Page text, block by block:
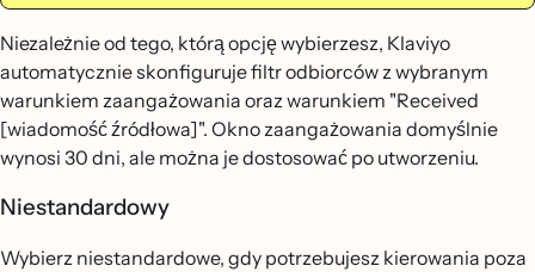
Niezależnie od tego, którą opcję wybierzesz, Klaviyo
automatycznie skonfiguruje filtr odbiorców z wybranym
warunkiem zaangażowania oraz warunkiem "Received
[wiadomość źródłowa]". Okno zaangażowania domyślnie
wynosi 30 dni, ale można je dostosować po utworzeniu.
Niestandardowy
Wybierz niestandardowe, gdy potrzebujesz kierowania poza